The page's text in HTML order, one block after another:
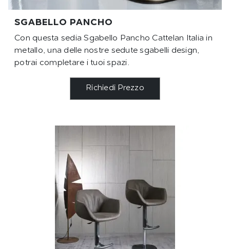
SGABELLO PANCHO
Con questa sedia Sgabello Pancho Cattelan Italia in
metallo, una delle nostre sedute sgabelli design,
potrai completare i tuoi spazi.
Richiedi Prezzo